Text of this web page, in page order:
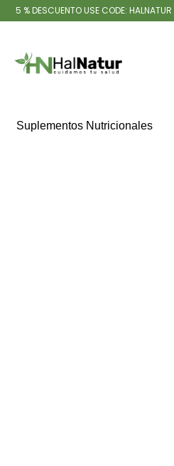
5 % DESCUENTO USE CODE: HALNATUR
Suplementos Nutricionales